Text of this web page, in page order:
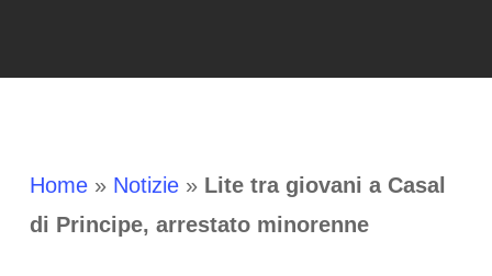
Home» Notizie» Lite tra giovani a Casal
di Principe, arrestato minorenne